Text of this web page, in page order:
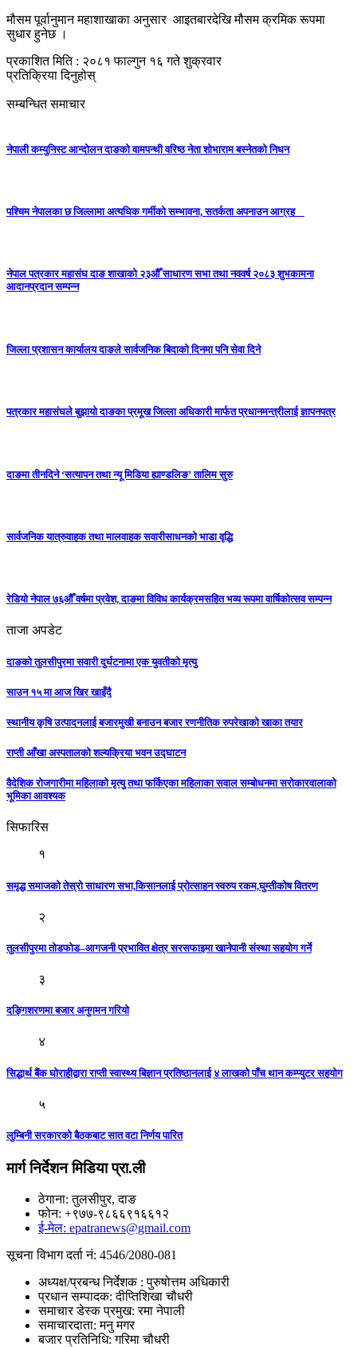
मौसम पूर्वानुमान महाशाखाका अनुसार आइतबारदेखि मौसम क्रमिक रूपमा
सुधार हुनेछ ।
प्रकाशित मिति : २०८१ फाल्गुन १६ गते शुक्रवार
प्रतिक्रिया दिनुहोस्
सम्बन्धित समाचार
नेपाली कम्युनिस्ट आन्दोलन दाङको वामपन्थी वरिष्ठ नेता शोभाराम बस्नेतको निधन
पश्चिम नेपालका छ जिल्लामा अत्यधिक गर्मीको सम्भावना, सतर्कता अपनाउन आग्रह
नेपाल पत्रकार महासंघ दाङ शाखाको २३औँ साधारण सभा तथा नववर्ष २०८३ शुभकामना
आदानप्रदान सम्पन्न
जिल्ला प्रशासन कार्यालय दाङले सार्वजनिक बिदाको दिनमा पनि सेवा दिने
पत्रकार महासंघले बुझायो दाङका प्रमूख जिल्ला अधिकारी मार्फत प्रधानमन्त्रीलाई ज्ञापनपत्र
दाङमा तीनदिने ‘सत्यापन तथा न्यू मिडिया ह्याण्डलिङ’ तालिम सुरु
सार्वजनिक यात्रुवाहक तथा मालवाहक सवारीसाधनको भाडा वृद्धि
रेडियो नेपाल ७६औँ वर्षमा प्रवेश, दाङमा विविध कार्यक्रमसहित भव्य रूपमा वार्षिकोत्सव सम्पन्न
ताजा अपडेट
दाङको तुलसीपुरमा सवारी दुर्घटनामा एक युवतीको मृत्यु
साउन १५ मा आज खिर खाइँदै
स्थानीय कृषि उत्पादनलाई बजारमुखी बनाउन बजार रणनीतिक रुपरेखाको खाका तयार
राप्ती आँखा अस्पतालको शल्यक्रिया भवन उद्घाटन
वैदेशिक रोजगारीमा महिलाको मृत्यु तथा फर्किएका महिलाका सवाल सम्बोधनमा सरोकारवालाको
भूमिका आवश्यक
सिफारिस
१
समृद्ध समाजको तेस्रो साधारण सभा,किसानलाई प्रोत्साहन स्वरुप रकम,घुम्तीकोष वितरण
२
तुलसीपुरमा तोडफोड–आगजनी प्रभावित क्षेत्र सरसफाइमा खानेपानी संस्था सहयोग गर्ने
३
दङ्गिशरणमा बजार अनुगमन गरियाे
४
सिद्धार्थ बैंक घोराहीद्वारा राप्ती स्वास्थ्य बिज्ञान प्रतिष्ठानलाई ४ लाखको पाँच थान कम्प्युटर सहयोग
५
लुम्बिनी सरकारको बैठकबाट सात वटा निर्णय पारित
मार्ग निर्देशन मिडिया प्रा.ली
ठेगाना: तुलसीपुर, दाङ
फोन: +९७७-९८६६९१६६१२
ई-मेल: epatranews@gmail.com
सूचना विभाग दर्ता नं: 4546/2080-081
अध्यक्ष/प्रबन्ध निर्देशक : पुरुषोत्तम अधिकारी
प्रधान सम्पादक: दीप्तिशिखा चौधरी
समाचार डेस्क प्रमुख: रमा नेपाली
समाचारदाता: मनु मगर
बजार प्रतिनिधि: गरिमा चौधरी